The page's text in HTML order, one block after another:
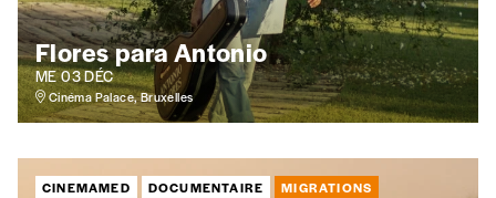
Téléphone
E-mail*
Flores para Antonio
ME 03 DÉC
Cinéma Palace, Bruxelles
CINEMAMED DOCUMENTAIRE
MIGRATIONS